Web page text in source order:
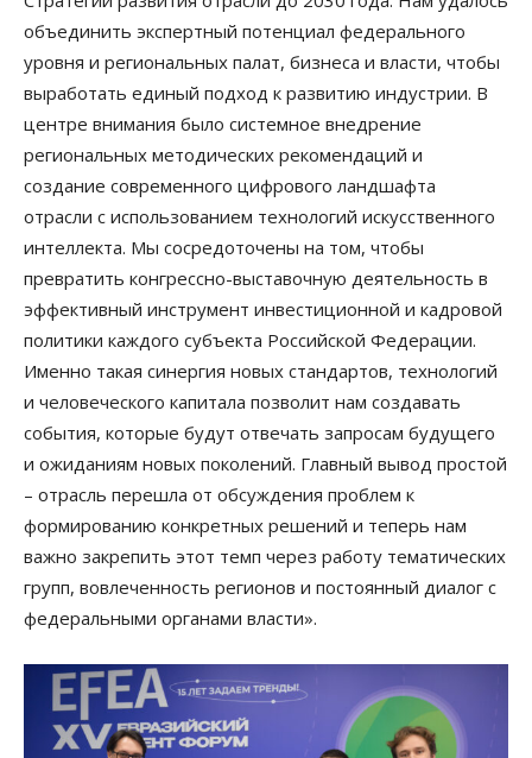
объединить экспертный потенциал федерального
уровня и региональных палат, бизнеса и власти, чтобы
выработать единый подход к развитию индустрии. В
центре внимания было системное внедрение
региональных методических рекомендаций и
создание современного цифрового ландшафта
отрасли с использованием технологий искусственного
интеллекта. Мы сосредоточены на том, чтобы
превратить конгрессно-выставочную деятельность в
эффективный инструмент инвестиционной и кадровой
политики каждого субъекта Российской Федерации.
Именно такая синергия новых стандартов, технологий
и человеческого капитала позволит нам создавать
события, которые будут отвечать запросам будущего
и ожиданиям новых поколений. Главный вывод простой
– отрасль перешла от обсуждения проблем к
формированию конкретных решений и теперь нам
важно закрепить этот темп через работу тематических
групп, вовлеченность регионов и постоянный диалог с
федеральными органами власти».